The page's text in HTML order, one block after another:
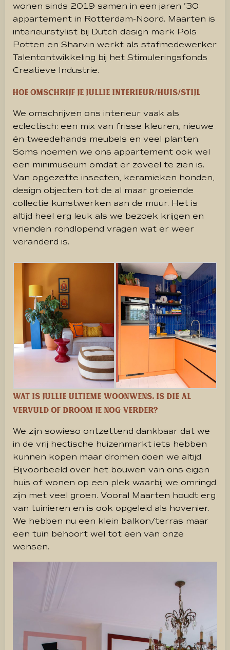
wonen sinds 2019 samen in een jaren ’30
appartement in Rotterdam-Noord. Maarten is
interieurstylist bij Dutch design merk Pols
Potten en Sharvin werkt als stafmedewerker
Talentontwikkeling bij het Stimuleringsfonds
Creatieve Industrie.
Hoe omschrijf je jullie interieur/huis/stijl
We omschrijven ons interieur vaak als
eclectisch: een mix van frisse kleuren, nieuwe
én tweedehands meubels en veel planten.
Soms noemen we ons appartement ook wel
een minimuseum omdat er zoveel te zien is.
Van opgezette insecten, keramieken honden,
design objecten tot de al maar groeiende
collectie kunstwerken aan de muur. Het is
altijd heel erg leuk als we bezoek krijgen en
vrienden rondlopend vragen wat er weer
veranderd is.
Wat is jullie ultieme woonwens. Is die al
vervuld of droom je nog verder?
We zijn sowieso ontzettend dankbaar dat we
in de vrij hectische huizenmarkt iets hebben
kunnen kopen maar dromen doen we altijd.
Bijvoorbeeld over het bouwen van ons eigen
huis of wonen op een plek waarbij we omringd
zijn met veel groen. Vooral Maarten houdt erg
van tuinieren en is ook opgeleid als hovenier.
We hebben nu een klein balkon/terras maar
een tuin behoort wel tot een van onze
wensen.